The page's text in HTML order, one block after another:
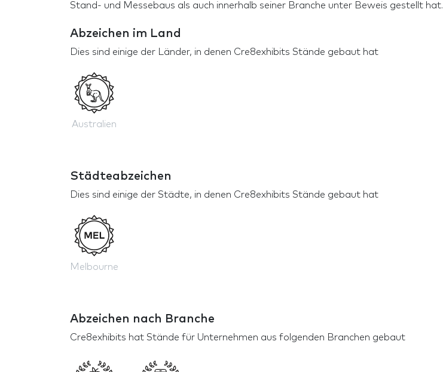
Stand- und Messebaus als auch innerhalb seiner Branche unter Beweis gestellt hat.
Abzeichen im Land
Dies sind einige der Länder, in denen Cre8exhibits Stände gebaut hat
Australien
Städteabzeichen
Dies sind einige der Städte, in denen Cre8exhibits Stände gebaut hat
Melbourne
Abzeichen nach Branche
Cre8exhibits hat Stände für Unternehmen aus folgenden Branchen gebaut